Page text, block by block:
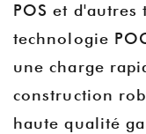
POS et
technologie
une charge
construction
haute qualité